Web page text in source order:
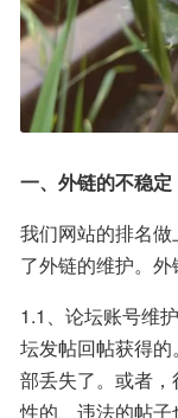
一、外链的不稳定
我们网站的排名
了外链的维护。
1.1、论坛账号维
坛发帖回帖获得
部丢失了。或者
性的、违法的帖